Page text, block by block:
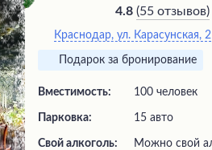
превосходному качеству
можно насладиться
в роскошной атмосфере.
4.8 (55 отзывов)
Краснодар, ул. Карасунская, 2
Подарок за бронирование
Вместимость: 100 человек
Парковка: 15 авто
Свой алкоголь: Можно свой